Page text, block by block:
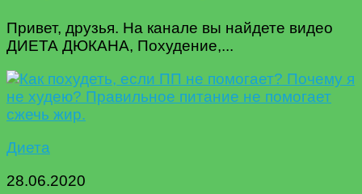
Привет, друзья. На канале вы найдете видео
ДИЕТА ДЮКАНА, Похудение,...
Диета
28.06.2020